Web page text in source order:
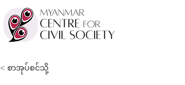
< စာအုပ်စင်သို့